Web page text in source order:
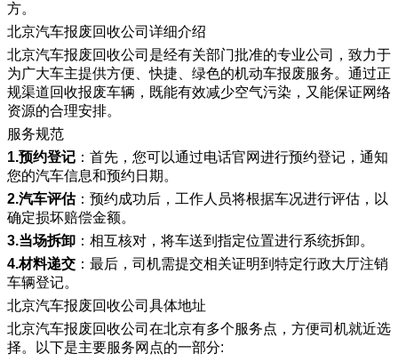
方。
北京汽车报废回收公司详细介绍
北京汽车报废回收公司是经有关部门批准的专业公司，致力于
为广大车主提供方便、快捷、绿色的机动车报废服务。通过正
规渠道回收报废车辆，既能有效减少空气污染，又能保证网络
资源的合理安排。
服务规范
1.预约登记 ：首先，您可以通过电话官网进行预约登记，通知
您的汽车信息和预约日期。
2.汽车评估：预约成功后，工作人员将根据车况进行评估，以
确定损坏赔偿金额。
3.当场拆卸 ：相互核对，将车送到指定位置进行系统拆卸。
4.材料递交 ：最后，司机需提交相关证明到特定行政大厅注销
车辆登记。
北京汽车报废回收公司具体地址
北京汽车报废回收公司在北京有多个服务点，方便司机就近选
择。以下是主要服务网点的一部分: